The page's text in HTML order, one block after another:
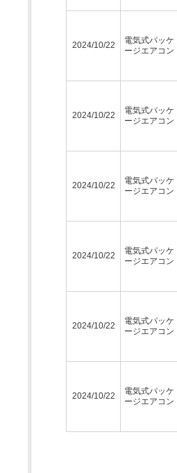
2024/10/22
電気式パッケ
ージエアコン
2024/10/22
電気式パッケ
ージエアコン
2024/10/22
電気式パッケ
ージエアコン
2024/10/22
電気式パッケ
ージエアコン
2024/10/22
電気式パッケ
ージエアコン
2024/10/22
電気式パッケ
ージエアコン